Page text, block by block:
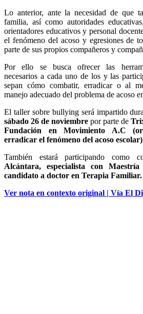
Lo anterior, ante la necesidad de que
familia, así como autoridades
orientadores educativos y personal
el fenómeno del acoso y egresiones de
parte de sus propios compañeros y
Por ello se busca ofrecer las
necesarios a cada uno de los y las
sepan cómo combatir, erradicar o al
manejo adecuado del problema de acoso
El taller sobre bullying será impartido
sábado 26 de noviembre por parte de
Fundación en Movimiento A.C
erradicar el fenómeno del acoso
También estará participando como
Alcántara, especialista con
candidato a doctor en Terapia Familiar.
Ver nota en contexto original | Vía El